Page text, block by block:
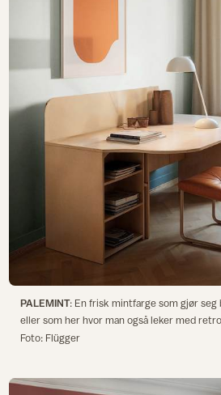
PALEMINT: En frisk mintfarge som gjør
eller som her hvor man også leker med
Foto: Flügger